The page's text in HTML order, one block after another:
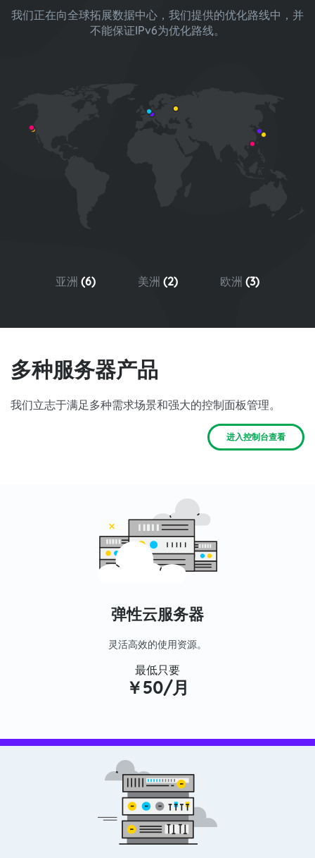
我们正在向全球拓展数据中心，我们提供的优化路线中，并
不能保证IPv6为优化路线。
亚洲(6) 美洲 (2) 欧洲 (3)
多种服务器产品
我们立志于满足多种需求场景和强大的控制面板管理。
进入控制台查看
弹性云服务器
灵活高效的使用资源。
最低只要
￥50/月